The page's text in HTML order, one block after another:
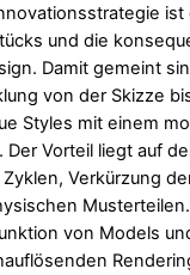
ist
und die
Damit gemeint
von der Skizze
Styles mit einem
Vorteil liegt auf
Verkürzung
von Models